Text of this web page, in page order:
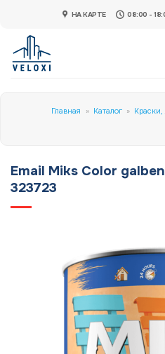
content
НА КАРТЕ 08:00 -
Главная » Каталог » Краски,
Email Miks Color
323723